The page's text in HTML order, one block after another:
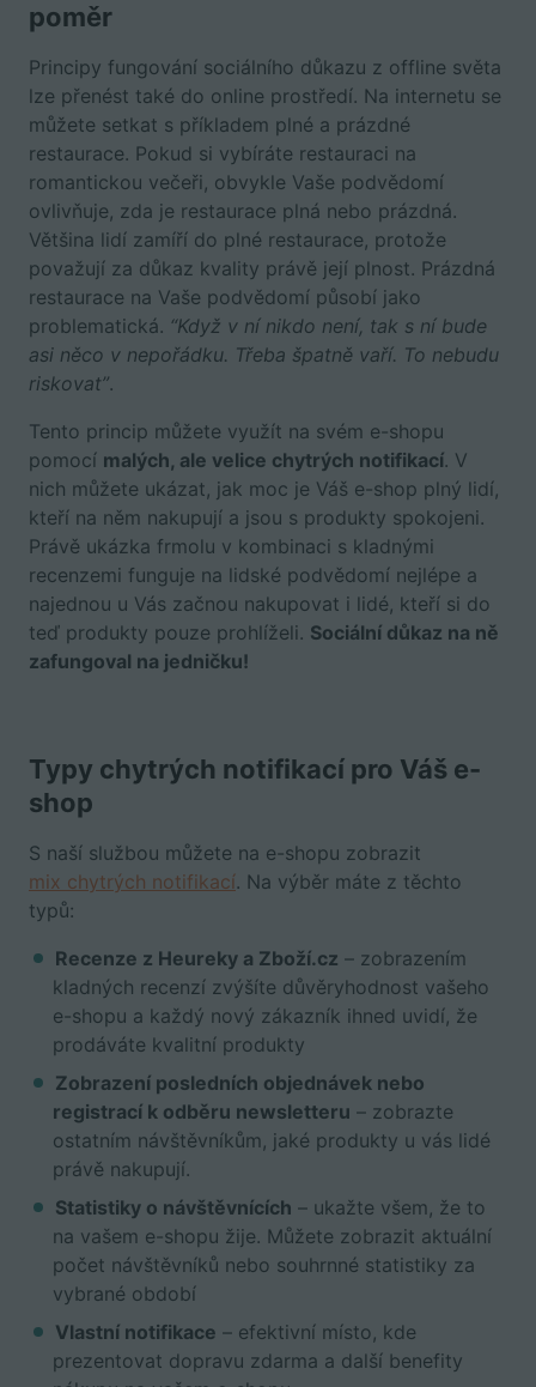
poměr
Principy fungování sociálního důkazu z offline světa
lze přenést také do online prostředí. Na internetu se
můžete setkat s příkladem plné a prázdné
restaurace. Pokud si vybíráte restauraci na
romantickou večeři, obvykle Vaše podvědomí
ovlivňuje, zda je restaurace plná nebo prázdná.
Většina lidí zamíří do plné restaurace, protože
považují za důkaz kvality právě její plnost. Prázdná
restaurace na Vaše podvědomí působí jako
problematická. “Když v ní nikdo není, tak s ní bude
asi něco v nepořádku. Třeba špatně vaří. To nebudu
riskovat”.
Tento princip můžete využít na svém e-shopu
pomocí malých, ale velice chytrých notifikací. V
nich můžete ukázat, jak moc je Váš e-shop plný lidí,
kteří na něm nakupují a jsou s produkty spokojeni.
Právě ukázka frmolu v kombinaci s kladnými
recenzemi funguje na lidské podvědomí nejlépe a
najednou u Vás začnou nakupovat i lidé, kteří si do
teď produkty pouze prohlíželi. Sociální důkaz na ně
zafungoval na jedničku!
Typy chytrých notifikací pro Váš e-
shop
S naší službou můžete na e-shopu zobrazit
mix chytrých notifikací. Na výběr máte z těchto
typů:
Recenze z Heureky a Zboží.cz – zobrazením
kladných recenzí zvýšíte důvěryhodnost vašeho
e-shopu a každý nový zákazník ihned uvidí, že
prodáváte kvalitní produkty
Zobrazení posledních objednávek nebo
registrací k odběru newsletteru – zobrazte
ostatním návštěvníkům, jaké produkty u vás lidé
právě nakupují.
Statistiky o návštěvnících – ukažte všem, že to
na vašem e-shopu žije. Můžete zobrazit aktuální
počet návštěvníků nebo souhrnné statistiky za
vybrané období
Vlastní notifikace – efektivní místo, kde
prezentovat dopravu zdarma a další benefity